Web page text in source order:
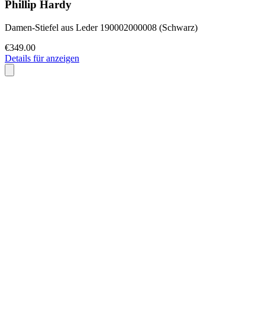
Phillip Hardy
Damen-Stiefel aus Leder 190002000008 (Schwarz)
€349.00
Details für anzeigen